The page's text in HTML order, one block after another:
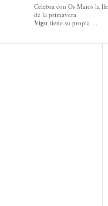
Celebra con Os Maios la
de la primavera
Vigo tiene su propia ...